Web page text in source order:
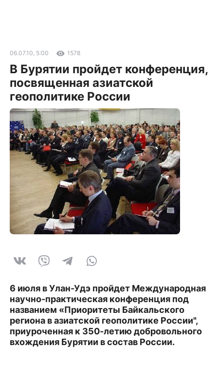
06.07.10, 5:00 1578
В Бурятии пройдет конференция,
посвященная азиатской
геополитике России
6 июля в Улан-Удэ пройдет Международная
научно-практическая конференция под
названием «Приоритеты Байкальского
региона в азиатской геополитике России",
приуроченная к 350-летию добровольного
вхождения Бурятии в состав России.